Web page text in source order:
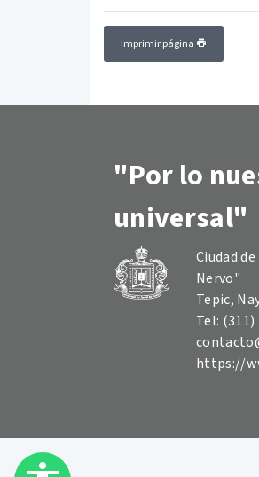
Imprimir página
"Por lo
universal"
Ciudad
Nervo"
Tepic,
Tel: (311)
https://